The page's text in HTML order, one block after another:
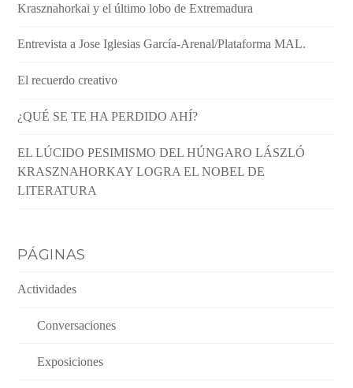
Krasznahorkai y el último lobo de Extremadura
Entrevista a Jose Iglesias García-Arenal/Plataforma MAL.
El recuerdo creativo
¿QUÉ SE TE HA PERDIDO AHÍ?
EL LÚCIDO PESIMISMO DEL HÚNGARO LÁSZLÓ
KRASZNAHORKAY LOGRA EL NOBEL DE
LITERATURA
PÁGINAS
Actividades
Conversaciones
Exposiciones